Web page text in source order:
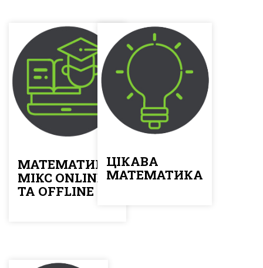
МАТЕМАТИКА:
МІКС ONLINE
ТА OFFLINE
ЦІКАВА
МАТЕМАТИКА